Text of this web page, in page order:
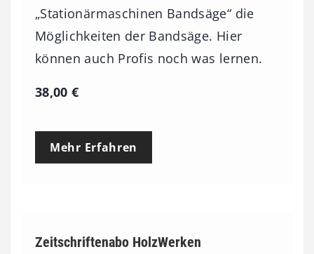
„Stationärmaschinen Bandsäge“ die
Möglichkeiten der Bandsäge. Hier
können auch Profis noch was lernen.
38,00€
Mehr Erfahren
Zeitschriftenabo HolzWerken